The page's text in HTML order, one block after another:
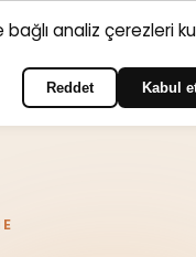
İletişim
analiz çerezleri
Reddet Kabul